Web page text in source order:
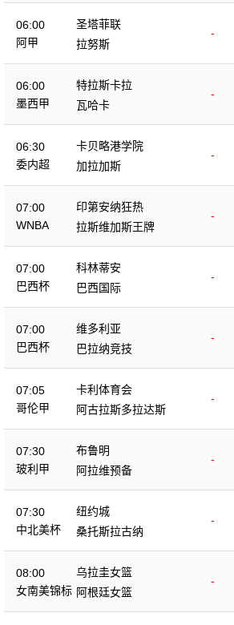
06:00
阿甲
圣塔菲联
-
拉努斯
06:00
墨西甲
特拉斯卡拉
-
瓦哈卡
06:30
委内超
卡贝略港学院
-
加拉加斯
07:00
WNBA
印第安纳狂热
-
拉斯维加斯王牌
07:00
巴西杯
科林蒂安
-
巴西国际
07:00
巴西杯
维多利亚
-
巴拉纳竞技
07:05
哥伦甲
卡利体育会
-
阿古拉斯多拉达斯
07:30
玻利甲
布鲁明
-
阿拉维预备
07:30
中北美杯
纽约城
-
桑托斯拉古纳
08:00
女南美锦标
乌拉圭女篮
-
阿根廷女篮